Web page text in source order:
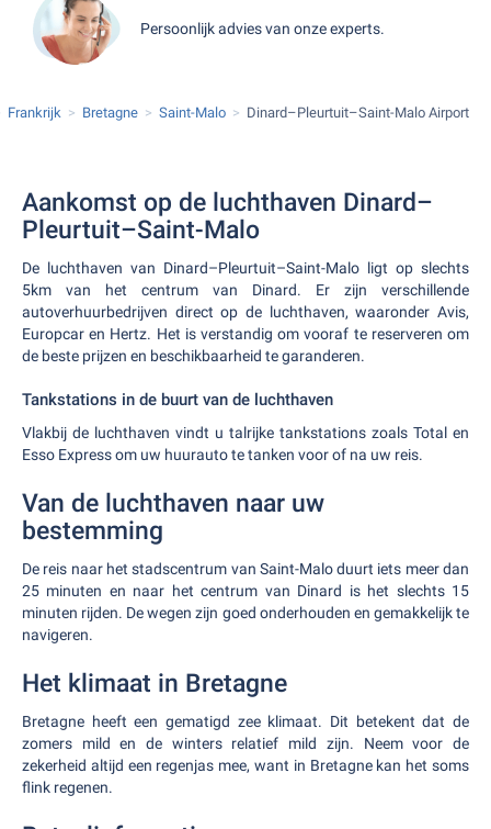
Persoonlijk advies van onze experts.
Frankrijk Bretagne Saint-Malo Dinard–Pleurtuit–Saint-Malo Airport
Aankomst op de luchthaven Dinard–
Pleurtuit–Saint-Malo
De luchthaven van Dinard–Pleurtuit–Saint-Malo ligt op slechts
5km van het centrum van Dinard. Er zijn verschillende
autoverhuurbedrijven direct op de luchthaven, waaronder Avis,
Europcar en Hertz. Het is verstandig om vooraf te reserveren om
de beste prijzen en beschikbaarheid te garanderen.
Tankstations in de buurt van de luchthaven
Vlakbij de luchthaven vindt u talrijke tankstations zoals Total en
Esso Express om uw huurauto te tanken voor of na uw reis.
Van de luchthaven naar uw
bestemming
De reis naar het stadscentrum van Saint-Malo duurt iets meer dan
25 minuten en naar het centrum van Dinard is het slechts 15
minuten rijden. De wegen zijn goed onderhouden en gemakkelijk te
navigeren.
Het klimaat in Bretagne
Bretagne heeft een gematigd zee klimaat. Dit betekent dat de
zomers mild en de winters relatief mild zijn. Neem voor de
zekerheid altijd een regenjas mee, want in Bretagne kan het soms
flink regenen.